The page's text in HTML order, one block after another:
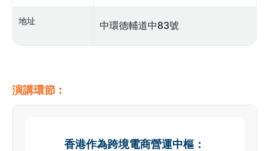
地址 中環德輔道中83號
演講環節︰
香港作為跨境電商營運中樞：